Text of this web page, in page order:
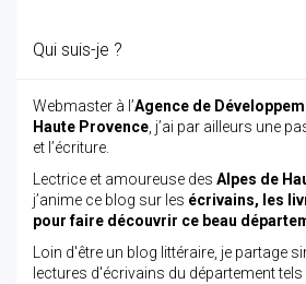
Qui suis-je ?
Webmaster à l’Agence de
Haute Provence , j’ai par ailleurs une
et l’écriture.
Lectrice et amoureuse des Alpes de
j’anime ce blog sur les écrivains, les
pour faire découvrir ce beau
Loin d'être un blog littéraire, je partage
lectures d'écrivains du département tels